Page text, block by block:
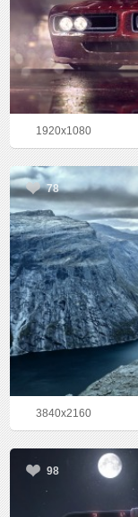
1920x1080
78
3840x2160
98